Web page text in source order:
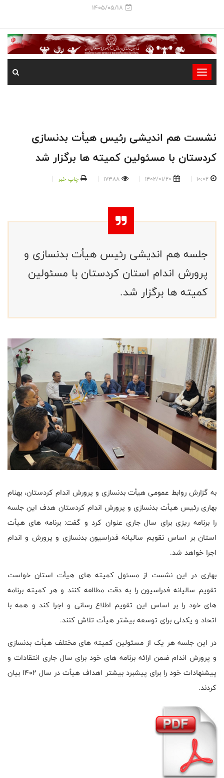
1405/05/18
-
-
نشست هم اندیشی رئیس هیأت بدنسازی
کردستان با مسئولین کمیته ها برگزار شد
10:02
1402/01/20
17388 چاپ خبر
جلسه هم اندیشی رئیس هیأت بدنسازی و
پرورش اندام استان کردستان با مسئولین
کمیته ها برگزار شد.
به گزارش روابط عمومی هیأت بدنسازی و پرورش اندام کردستان، بهنام
بهاری رئیس هیأت بدنسازی و پرورش اندام کردستان هدف این جلسه
را برنامه ریزی برای سال جاری عنوان کرد و گفت: برنامه های هیأت
استان بر اساس تقویم سالیانه فدراسیون بدنسازی و پرورش و اندام
اجرا خواهد شد.
بهاری در این نشست از مسئول کمیته های هیأت استان خواست
تقویم سالیانه فدراسیون را به دقت مطالعه کنند و هر کمیته برنامه
های خود را بر اساس این تقویم اطلاع رسانی و اجرا کند و همه با
اتحاد و یکدلی برای توسعه بیشتر هیأت تلاش کنند.
در این جلسه هر یک از مسئولین کمیته های مختلف هیأت بدنسازی
و پرورش اندام ضمن ارائه برنامه های خود برای سال جاری انتقادات و
پیشنهادات خود را برای پیشبرد بیشتر اهداف هیأت در سال 1402 بیان
کردند.